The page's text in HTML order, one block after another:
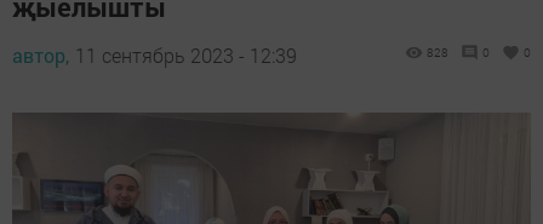
автор, 11 сентябрь 2023 - 12:39 828 0 0